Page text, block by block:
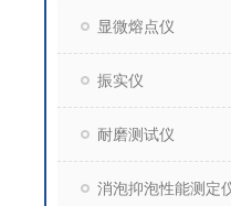
显微熔点仪
振实仪
耐磨测试仪
消泡抑泡性能测定